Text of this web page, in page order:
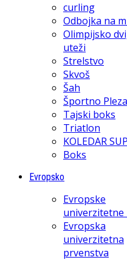
curling
Odbojka na
Olimpijsko
uteži
Strelstvo
Skvoš
Šah
Športno
Tajski boks
Triatlon
KOLEDAR
Boks
Evropsko
Evropske
univerzitetne
Evropska
univerzitetna
prvenstva